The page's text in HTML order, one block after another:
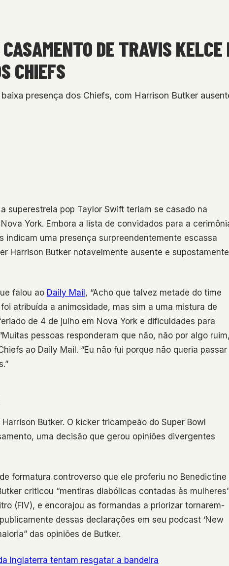
DE TRAVIS
CHIEFS
presença dos Chiefs, com Harrison Butker
superestrela pop Taylor Swift teriam se casado na
York. Embora a lista de convidados para a
uma presença surpreendentemente escassa
Harrison Butker notavelmente ausente e supostamente
falou ao Daily Mail , “Acho que talvez metade do time
atribuída a animosidade, mas sim a uma mistura de
de 4 de julho em Nova York e dificuldades para
pessoas responderam que não, não por algo
ao Daily Mail. “Eu não fui porque não queria passar
Butker. O kicker tricampeão do Super Bowl
uma decisão que gerou opiniões divergentes
formatura controverso que ele proferiu no Benedictine
criticou “mentiras diabólicas contadas às
(FIV), e encorajou as formandas a priorizar tornarem-
dessas declarações em seu podcast ‘New
das opiniões de Butker.
Inglaterra tentam resgatar a bandeira